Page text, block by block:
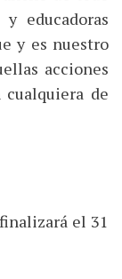
educadoras
y es nuestro
acciones
cualquiera de
el 31